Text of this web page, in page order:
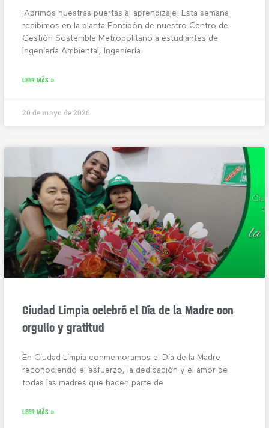
¡Abrimos nuestras puertas al aprendizaje! Esta semana
recibimos en la planta Fontibón de nuestro Centro de
Gestión Sostenible Metropolitano a estudiantes de
Ingeniería Ambiental, Ingeniería
LEER MÁS »
20 de mayo de 2026
Ciudad Limpia celebró el Día de la Madre con
orgullo y gratitud
En Ciudad Limpia conmemoramos el Día de la Madre
reconociendo el esfuerzo, la dedicación y el amor de
todas las madres que hacen parte de
LEER MÁS »